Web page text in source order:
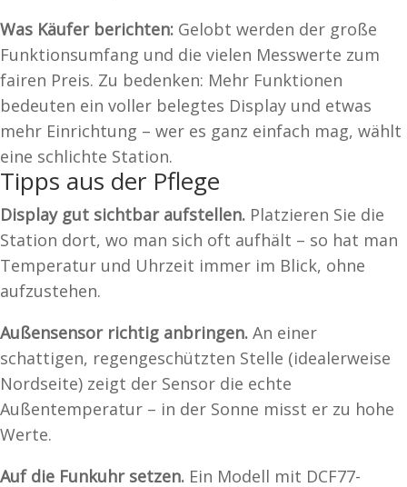
Was Käufer berichten: Gelobt werden der große
Funktionsumfang und die vielen Messwerte zum
fairen Preis. Zu bedenken: Mehr Funktionen
bedeuten ein voller belegtes Display und etwas
mehr Einrichtung – wer es ganz einfach mag, wählt
eine schlichte Station.
Tipps aus der Pflege
Display gut sichtbar aufstellen. Platzieren Sie die
Station dort, wo man sich oft aufhält – so hat man
Temperatur und Uhrzeit immer im Blick, ohne
aufzustehen.
Außensensor richtig anbringen. An einer
schattigen, regengeschützten Stelle (idealerweise
Nordseite) zeigt der Sensor die echte
Außentemperatur – in der Sonne misst er zu hohe
Werte.
Auf die Funkuhr setzen. Ein Modell mit DCF77-